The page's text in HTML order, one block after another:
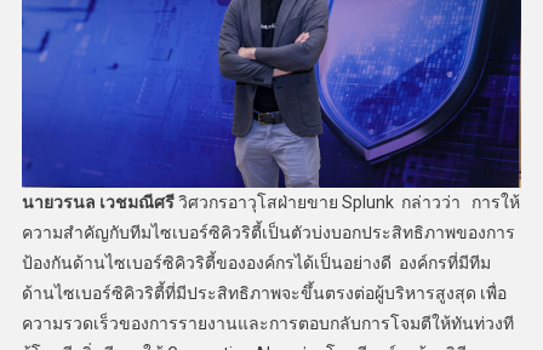
นายวรนล เวชมณีศรีวิศวกรอาวุโสฝ่ายขาย Splunk กล่าวว่า การให้
ความสำคัญกับทีมไซเบอร์ซิคิวริตี้เป็นตัวบ่งบอกประสิทธิภาพของการ
ป้องกันด้านไซเบอร์ซิคิวริตี้ขององค์กรได้เป็นอย่างดี องค์กรที่มีทีม
ด้านไซเบอร์ซิคิวริตี้ที่มีประสิทธิภาพจะขึ้นตรงต่อผู้บริหารสูงสุด เพื่อ
ความรวดเร็วของการรายงานและการตอบกลับการโจมตีให้ทันท่วงที